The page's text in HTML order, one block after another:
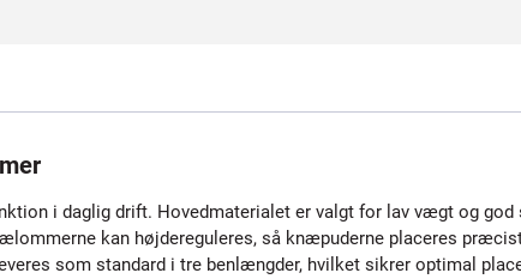
i daglig drift. Hovedmaterialet er valgt for lav vægt og
kan højdereguleres, så knæpuderne placeres
som standard i tre benlængder, hvilket sikrer optimal